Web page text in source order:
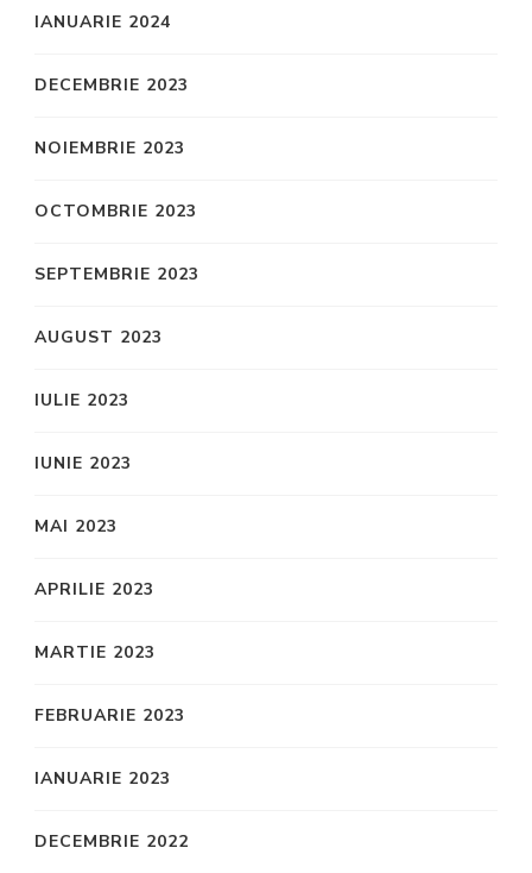
IANUARIE 2024
DECEMBRIE 2023
NOIEMBRIE 2023
OCTOMBRIE 2023
SEPTEMBRIE 2023
AUGUST 2023
IULIE 2023
IUNIE 2023
MAI 2023
APRILIE 2023
MARTIE 2023
FEBRUARIE 2023
IANUARIE 2023
DECEMBRIE 2022